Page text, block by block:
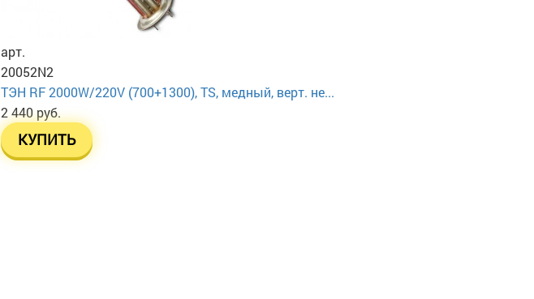
арт.
20052N2
ТЭН RF 2000W/220V (700+1300), TS, медный, верт. не...
2 440 руб.
КУПИТЬ